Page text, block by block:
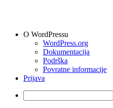
O WordPressu
WordPress.org
Dokumentacija
Podrška
Povratne informacije
Prijava